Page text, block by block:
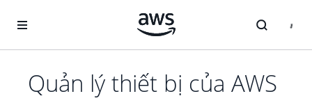
Quản lý thiết bị của AWS